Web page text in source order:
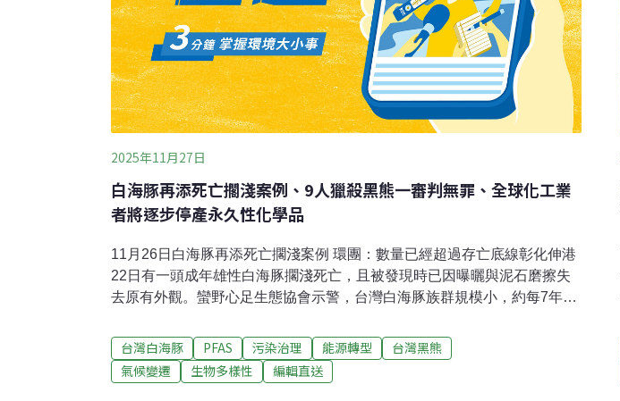
2025年11月27日
白海豚再添死亡擱淺案例、9人獵殺黑熊一審判無罪、全球化工業
者將逐步停產永久性化學品
11月26日白海豚再添死亡擱淺案例 環團：數量已經超過存亡底線彰化伸港
22日有一頭成年雄性白海豚擱淺死亡，且被發現時已因曝曬與泥石磨擦失
去原有外觀。蠻野心足生態協會示警，台灣白海豚族群規模小，約每7年僅
水虻進校園廚餘零運出 嘉市議員推生態教育非洲豬瘟疫情爆發，廚餘議題
引發國人關注，嘉市議員上午質詢指稱，黑水虻生態循環模式，不只是環
保技術，更是貼近生活的食農教育利器，要求教育處比照其他縣市引進校
台灣白海豚 PFAS 污染治理 能源轉型
台灣黑熊
氣候變遷
生物多樣性 編輯直送